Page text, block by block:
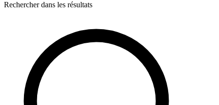
Rechercher dans les résultats